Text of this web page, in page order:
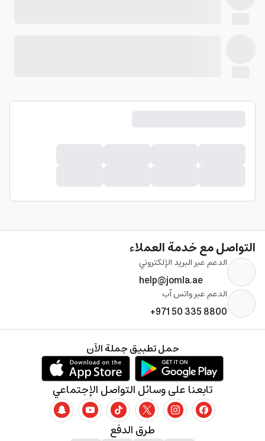
التواصل مع خدمة العملاء
الدعم عبر البريد الإلكتروني
help@jomla.ae
الدعم عبر واتس آب
+971 50 335 8800
طرق الدفع
تابعنا على وسائل التواصل الإجتماعي
حمل تطبيق جملة الآن